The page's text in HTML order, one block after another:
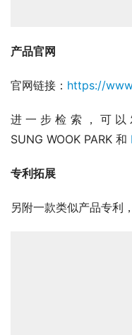
产品官网
官网链接： https://
进一步检索，可以
SUNG WOOK PARK 和
专利拓展
另附一款类似产品专利